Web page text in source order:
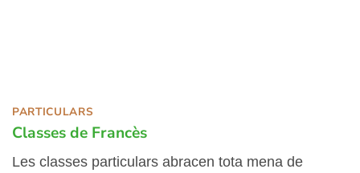
PARTICULARS
Classes de Francès
Les classes particulars abracen tota mena de